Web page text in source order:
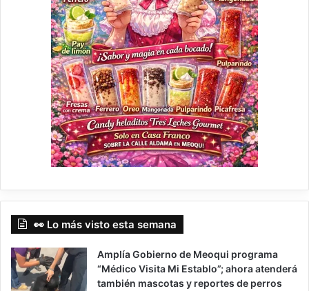
👀 Lo más visto esta semana
Amplía Gobierno de Meoqui programa
“Médico Visita Mi Establo”; ahora atenderá
también mascotas y reportes de perros